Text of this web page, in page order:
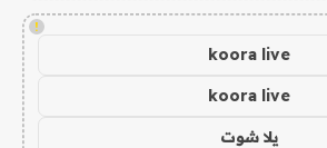
!
koora live
koora live
يلا شوت